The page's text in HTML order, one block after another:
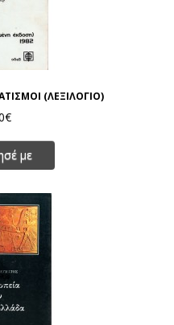
(ΛΕΞΙΛΟΓΙΟ)
με